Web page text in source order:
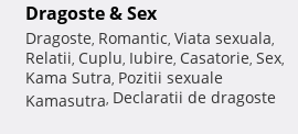
Dragoste & Sex
Dragoste, Romantic, Viata sexuala,
Relatii, Cuplu, Iubire, Casatorie, Sex,
Kama Sutra, Pozitii sexuale
Kamasutra, Declaratii de dragoste